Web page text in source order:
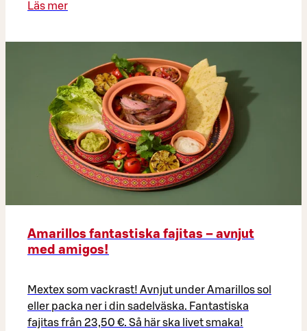
Läs mer
Amarillos fantastiska fajitas – avnjut
med amigos!
Mextex som vackrast! Avnjut under Amarillos sol
eller packa ner i din sadelväska. Fantastiska
fajitas från 23,50 €. Så här ska livet smaka!